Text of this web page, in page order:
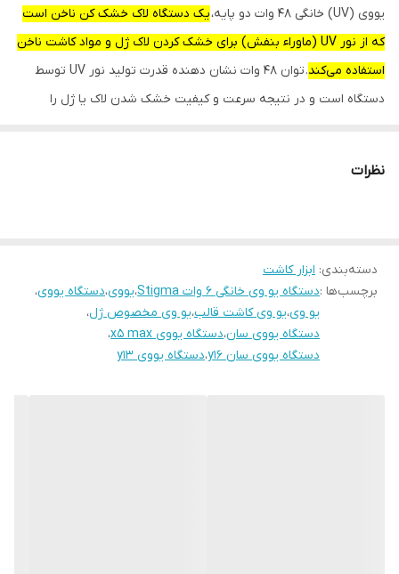
یووی (UV) خانگی 48 وات دو پایه،
یک دستگاه لاک خشک کن ناخن است
که از نور UV (ماوراء بنفش) برای خشک کردن لاک ژل و مواد کاشت ناخن
استفاده می‌کند
. توان 48 وات نشان دهنده قدرت تولید نور UV توسط
دستگاه است و در نتیجه سرعت و کیفیت خشک شدن لاک یا ژل را
استفاده می‌شوند.
نظرات
دسته‌بندی: ابزار کاشت
برچسب‌ها :دستگاه یو وی خانگی 6 وات Stigma ،یووی،دستگاه یووی،
یو وی،یو وی کاشت قالب،یو وی مخصوص ژل،
دستگاه یووی سان،دستگاه یووی x5 max
،
دستگاه یووی سان y16
،دستگاه یووی y13